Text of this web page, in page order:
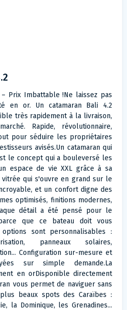
– Prix Imbattable !Ne laissez pas
en or. Un catamaran Bali 4.2
très rapidement à la livraison,
Rapide, révolutionnaire,
pour séduire les propriétaires
avisés.Un catamaran qui
le concept qui a bouleversé les
espace de vie XXL grâce à sa
qui s'ouvre en grand sur le
et un confort digne des
optimisés, finitions modernes,
détail a été pensé pour le
que ce bateau doit vous
sont personnalisables :
panneaux solaires,
Configuration sur-mesure et
sur simple demande.La
en orDisponible directement
vous permet de naviguer sans
beaux spots des Caraïbes :
la Dominique, les Grenadines...